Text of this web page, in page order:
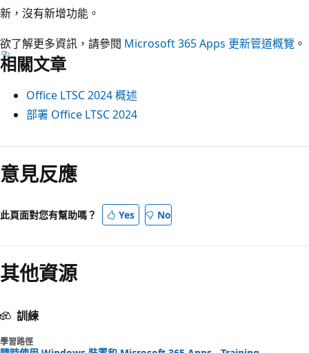
新，沒有新增功能。
欲了解更多資訊，請參閱 Microsoft 365 Apps 更新管道概覽 。
相關文章
Office LTSC 2024 概述
部署 Office LTSC 2024
意見反應
此頁面對您有幫助嗎？ Yes No
其他資源
訓練
學習路徑